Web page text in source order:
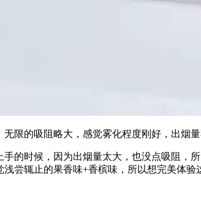
限的吸阻略大，感觉雾化程度刚好，出烟
手的时候，因为出烟量太大，也没点吸阻，
尝辄止的果香味+香槟味，所以想完美体验